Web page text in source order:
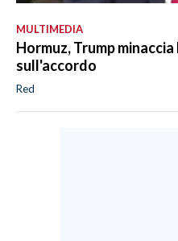
MULTIMEDIA
Hormuz, Trump
sull'accordo
Red